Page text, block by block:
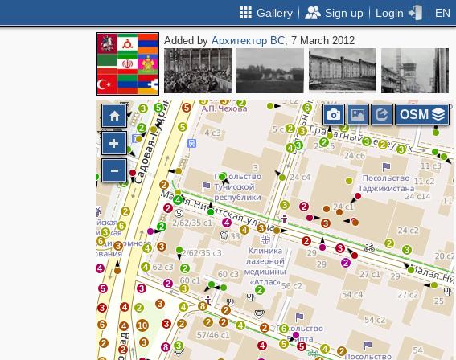
Gallery Sign up Login EN
Added byАрхитектор ВС, 7 March 2012
7
12
2
2
2
5
4
3
5 5
7
5
5
3 2 6
3
2
4 3
2
3
3
2
2
2 3
2
4
7
3
2
2
4
5
5
4
2 6
2
3
2
3
4
4
3
4
2
2
2
4
4
3
2
6
3
6
3
4
5
3
4
2
10
3
3
8
2
4 8
2 3
2
2
2
4
2
2
3
2
3
4
6
2
3
2
2
OSM